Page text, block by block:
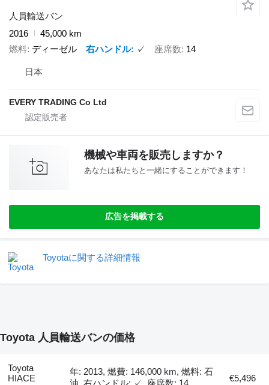
人員輸送バン
2016
45,000 km
燃料 ディーゼル 右ハンドル ✓ 座席数 14
日本
EVERY TRADING Co Ltd
機械や車両を販売しますか？
あなたは私たちと一緒にすることができます！
広告を掲載する
Toyotaに関する詳細情報
Toyota 人員輸送バンの価格
Toyota
HIACE
年: 2013, 燃費: 146,000 km, 燃料: 石
€5,496